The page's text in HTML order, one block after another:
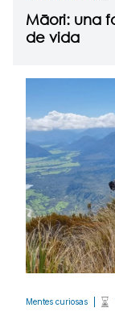
Māori: una
de vida
Mentes curiosas